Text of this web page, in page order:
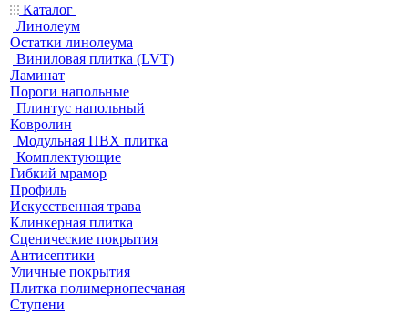
Каталог
Линолеум
Остатки линолеума
Виниловая плитка (LVT)
Ламинат
Пороги напольные
Плинтус напольный
Ковролин
Модульная ПВХ плитка
Комплектующие
Гибкий мрамор
Профиль
Искусственная трава
Клинкерная плитка
Сценические покрытия
Антисептики
Уличные покрытия
Плитка полимернопесчаная
Ступени